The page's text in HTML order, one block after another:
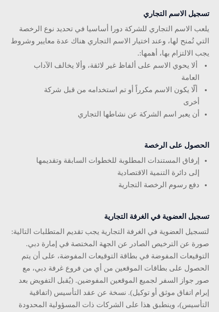
تسجيل الاسم التجاري
يلعب الاسم التجاري للشركة دورا أساسيا في تحديد نوع الرخصة
التي تُمنح لها، وعند اختيار الاسم التجاري هناك عدة معايير وشروط
يجب الالتزام بها، أهمها:.
ألا يحوي الاسم على ألفاظ غير لائقة، وألا يخالف الآداب
العامة
ألّا يكون الاسم مكرراً أو تم استخدامه من قبل شركة
أخرى
أن يعبر اسم الشركة عن نشاطها التجاري
الحصول على الرخصة
إرفاق المستندات المطلوبة للخطوات السابقة وتقديمها
إلى دائرة التنمية الاقتصادية
دفع رسوم الرخصة التجارية
تسجيل العضوية في الغرفة التجارية
لتسجيل العضوية في الغرفة التجارية يجب تقديم المتطلبات التالية:
صورة عن الترخيص الصادر عن الجهة المختصة في إمارة دبي.
التوقيعات المفوضة في بطاقة التوقيعات المفوضة، على أن يتم
الحصول على بطاقات الموقعين من أي من فروع غرفة دبي، مع
صور جواز السفر لجميع الموقعين المفوضين. (يُقبل التفويض بعد
إبرام اتفاق موثق أو توكيل). نسخة عن عقد التأسيس (اتفاقية
التأسيس)، وينطبق هذا على الشركات ذات المسؤولية المحدودة